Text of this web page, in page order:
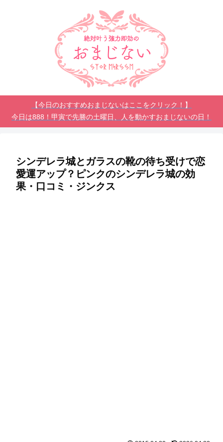
【今日のおすすめおまじないはここをクリック！】
今日は888！甲寅で先勝の土曜日、人を動かすおまじないの日！
シンデレラ城とガラスの靴の待ち受けで恋
愛運アップ？ピンクのシンデレラ城の効
果・口コミ・ジンクス